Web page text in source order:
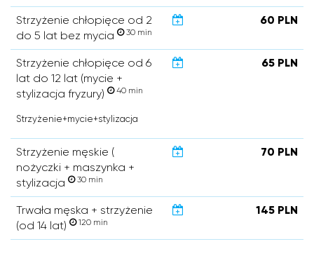
Strzyżenie chłopięce od 2
do 5 lat bez mycia
30 min
60 PLN
Strzyżenie chłopięce od 6
lat do 12 lat (mycie +
stylizacja fryzury)
40 min
65 PLN
Strzyżenie+mycie+stylizacja
Strzyżenie męskie (
nożyczki + maszynka +
stylizacja
30 min
70 PLN
Trwała męska + strzyżenie
(od 14 lat)
120 min
145 PLN